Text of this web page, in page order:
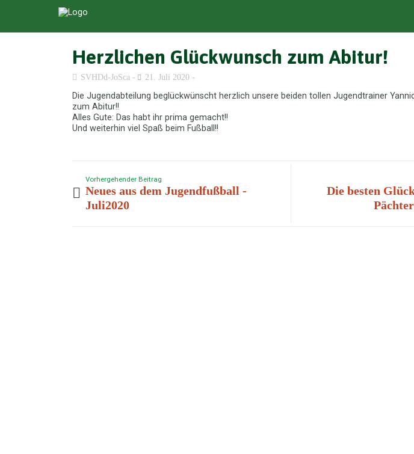
Herzlichen Glückwunsch zum Abitur!
SVHDd-JoSca 21. Juli 2020
Die Jugendabteilung beglückwünscht herzlich unsere beiden tollen Jugendtrainer
zum Abitur!!
Alles Gute: Das habt ihr prima gemacht!!
Und weiterhin viel Spaß beim Fußball!!
Vorhergehender Beitrag
Neues aus dem Jugendfußball -
Juli2020
Die besten